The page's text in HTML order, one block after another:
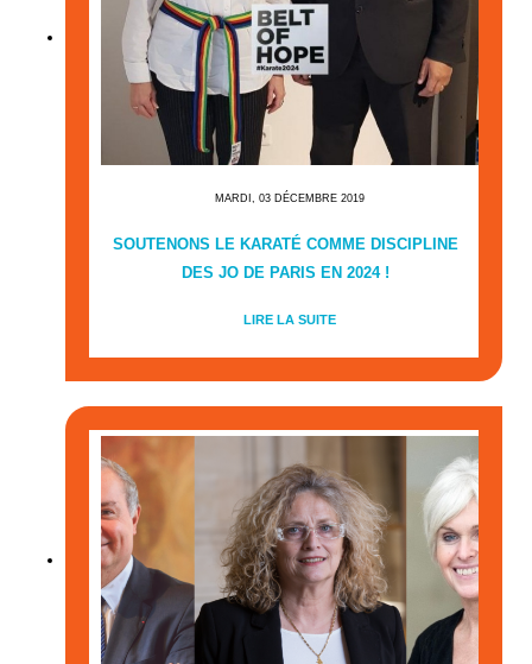
MARDI, 03 DÉCEMBRE 2019
SOUTENONS LE KARATÉ COMME DISCIPLINE
DES JO DE PARIS EN 2024 !
LIRE LA SUITE